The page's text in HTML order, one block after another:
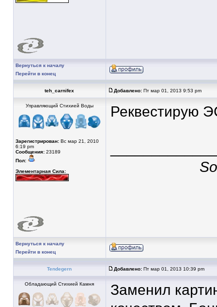
Вернуться к началу
Перейти в конец
teh_carnifex Добавлено: Пт мар 01, 2013 9:53 pm
Управляющий Стихией Воды
Зарегистрирован: Вс мар 21, 2010
6:19 pm
Сообщения: 23189
Пол:
Элементарная Сила:
Реквестирую
Вернуться к началу
Перейти в конец
Tendegern Добавлено: Пт мар 01, 2013 10:39 pm
Обладающий Стихией Камня
Заменил